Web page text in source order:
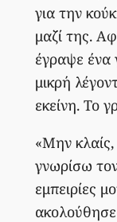
για την
μαζί της.
έγραψε ένα
μικρή
εκείνη. Το
«Mην
γνωρίσω
εμπειρίες